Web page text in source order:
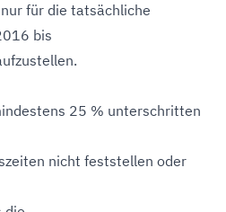
für die tatsächliche
bis
25 % unterschritten
nicht feststellen oder